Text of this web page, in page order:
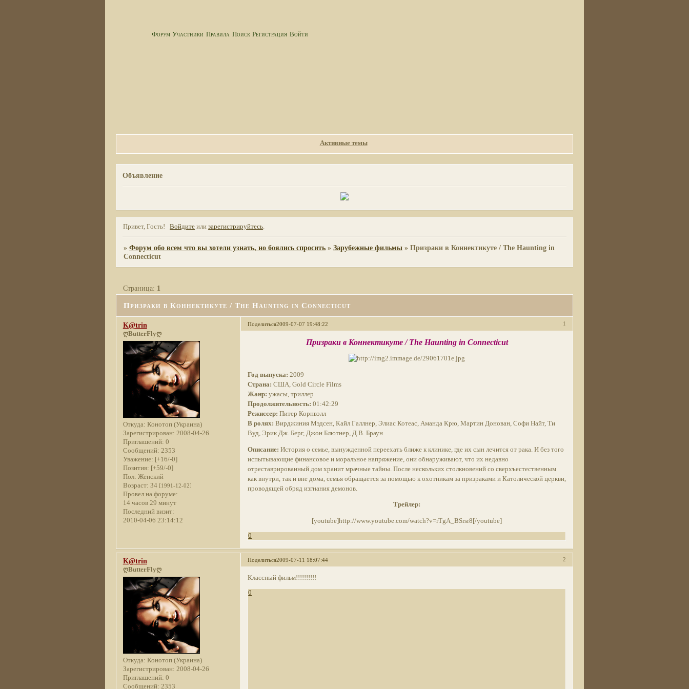
Форум Участники Правила Поиск Регистрация Войти
Активные темы
Объявление
Привет, Гость! Войдите илизарегистрируйтесь.
»Форум обо всем что вы хотели узнать, но боялись спросить »Зарубежные фильмы »Призраки в Коннектикуте / The Haunting in
Connecticut
Призраки в Коннектикуте / The Haunting in Connecticut
Страница: 1
Поделиться 1
2009-07-07 19:48:22
K@trin
ღButterFlyღ
Откуда: Конотоп (Украина)
Зарегистрирован: 2008-04-26
Приглашений: 0
Сообщений: 2353
Уважение: [+16/-0]
Позитив: [+59/-0]
Пол: Женский
Возраст: 34 [1991-12-02]
Провел на форуме:
14 часов 29 минут
Последний визит:
2010-04-06 23:14:12
Призраки в Коннектикуте / The Haunting in Connecticut
Год выпуска: 2009
Страна: США, Gold Circle Films
Жанр: ужасы, триллер
Продолжительность: 01:42:29
Режиссер: Питер Корнвэлл
В ролях: Вирджиния Мэдсен, Кайл Галлнер, Элиас Котеас, Аманда Крю, Мартин Донован, Софи Найт, Ти
Вуд, Эрик Дж. Берг, Джон Блютнер, Д.В. Браун
Описание: История о семье, вынужденной переехать ближе к клинике, где их сын лечится от рака. И без того
испытывающие финансовое и моральное напряжение, они обнаруживают, что их недавно
отреставрированный дом хранит мрачные тайны. После нескольких столкновений со сверхъестественным
как внутри, так и вне дома, семья обращается за помощью к охотникам за призраками и Католической церкви,
проводящей обряд изгнания демонов.
Трейлер:
[youtube]http://www.youtube.com/watch?v=rTgA_BSrsr8[/youtube]
0
Поделиться 2
2009-07-11 18:07:44
K@trin
ღButterFlyღ
Откуда: Конотоп (Украина)
Зарегистрирован: 2008-04-26
Приглашений: 0
Сообщений: 2353
Классный фильм!!!!!!!!!!
0